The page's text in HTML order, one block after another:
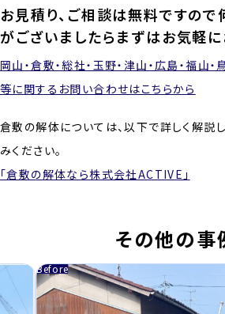
お見積り、ご相談は無料ですの
がございましたらまずはお気軽に
岡山・倉敷・総社・玉野・津山・広島・福山
等に関するお問い合わせはこちらから
倉敷の解体については、以下で詳しく解説
みください。
「倉敷の解体なら株式会社ACTIVE」
その他の事